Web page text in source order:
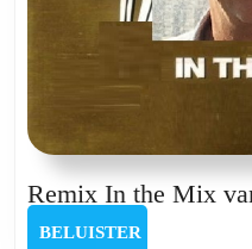
Remix In the Mix
BELUISTER